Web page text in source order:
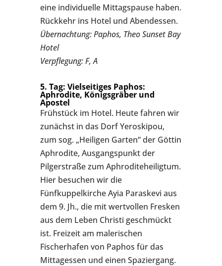
eine individuelle Mittagspause haben.
Rückkehr ins Hotel und Abendessen.
Übernachtung: Paphos, Theo Sunset Bay
Hotel
Verpflegung: F, A
5. Tag: Vielseitiges Paphos:
Aphrodite, Königsgräber und
Apostel
Frühstück im Hotel. Heute fahren wir
zunächst in das Dorf Yeroskipou,
zum sog. „Heiligen Garten“ der Göttin
Aphrodite, Ausgangspunkt der
Pilgerstraße zum Aphroditeheiligtum.
Hier besuchen wir die
Fünfkuppelkirche Ayia Paraskevi aus
dem 9. Jh., die mit wertvollen Fresken
aus dem Leben Christi geschmückt
ist. Freizeit am malerischen
Fischerhafen von Paphos für das
Mittagessen und einen Spaziergang.